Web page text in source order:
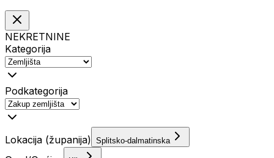
NEKRETNINE
Kategorija
Podkategorija
Lokacija (županija) Splitsko-dalmatinska